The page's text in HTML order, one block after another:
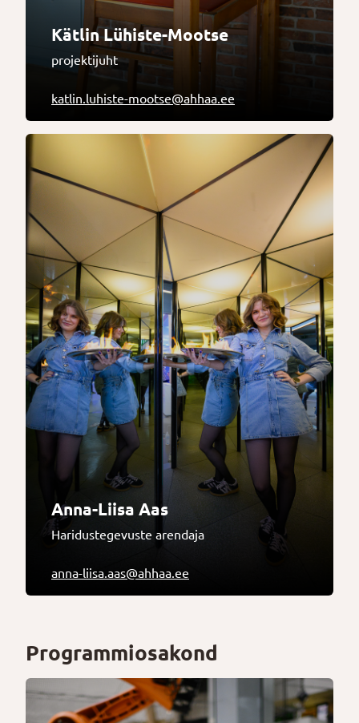
Kätlin Lühiste-Mootse
projektijuht
katlin.luhiste-mootse@ahhaa.ee
Anna-Liisa Aas
Haridustegevuste arendaja
anna-liisa.aas@ahhaa.ee
Programmiosakond